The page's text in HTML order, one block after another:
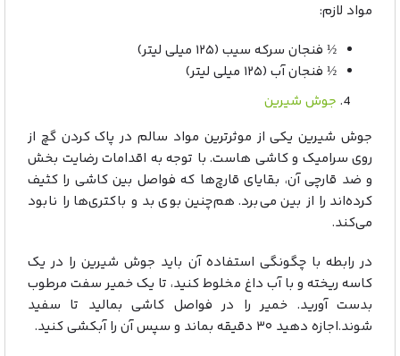
مواد لازم:
½ فنجان سرکه سیب (۱۲۵ میلی لیتر)
½ فنجان آب (۱۲۵ میلی لیتر)
جوش شیرین
جوش شیرین یکی از موثرترین مواد سالم در پاک کردن گچ از
روی سرامیک و کاشی هاست. با توجه به اقدامات رضایت بخش
و ضد قارچی آن، بقایای قارچ‌ها که فواصل بین کاشی را کثیف
کرده‌اند را از بین می‌برد.‌ هم‌چنین بوی بد و باکتری‌ها را نابود
می‌کند.
در رابطه با چگونگی استفاده آن باید جوش شیرین را در یک
کاسه ریخته و با آب داغ مخلوط کنید، تا یک خمیر سفت مرطوب
بدست آورید. خمیر را در فواصل کاشی بمالید تا سفید
شوند.اجازه دهید ۳۰ دقیقه بماند و سپس آن را آبکشی کنید.